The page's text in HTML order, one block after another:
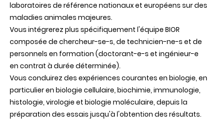
laboratoires de référence nationaux et européens sur des
maladies animales majeures.
Vous intégrerez plus spécifiquement l'équipe BIOR
composée de chercheur-se-s, de technicien-ne-s et de
personnels en formation (doctorant-e-s et ingénieur-e
en contrat à durée déterminée).
Vous conduirez des expériences courantes en biologie, en
particulier en biologie cellulaire, biochimie, immunologie,
histologie, virologie et biologie moléculaire, depuis la
préparation des essais jusqu'à l'obtention des résultats.